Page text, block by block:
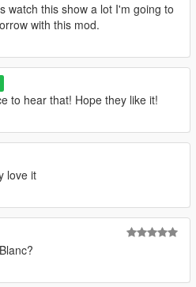
watch this show a lot I'm going to
with this mod.
to hear that! Hope they like it!
love it